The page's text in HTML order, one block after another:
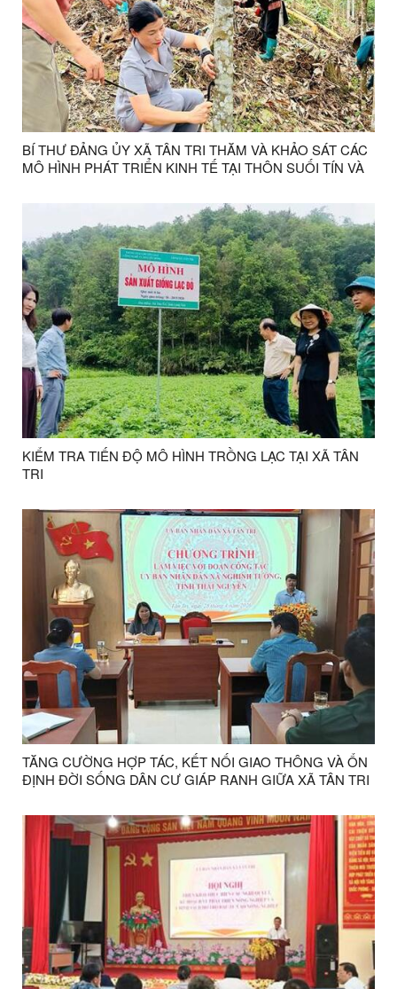
BÍ THƯ ĐẢNG ỦY XÃ TÂN TRI THĂM VÀ KHẢO SÁT CÁC
MÔ HÌNH PHÁT TRIỂN KINH TẾ TẠI THÔN SUỐI TÍN VÀ
KIỂM TRA TIẾN ĐỘ MÔ HÌNH TRỒNG LẠC TẠI XÃ TÂN
TRI
TĂNG CƯỜNG HỢP TÁC, KẾT NỐI GIAO THÔNG VÀ ỔN
ĐỊNH ĐỜI SỐNG DÂN CƯ GIÁP RANH GIỮA XÃ TÂN TRI